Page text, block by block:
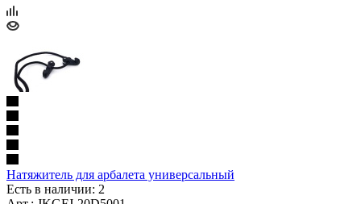
Натяжитель для арбалета универсальный
Есть в наличии: 2